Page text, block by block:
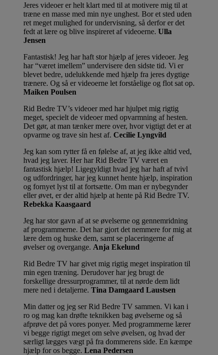
Jeres videoer er helt klart med til at motivere mig til at
træne en masse med min nye unghest. Bor et sted uden
ret meget mulighed for undervisning, så derfor er det
fedt at lære og blive inspireret af videoerne. Ulla
Jensen
Fantastisk! Jeg har haft stor hjælp af jeres videoer. Jeg
har “været imellem” undervisere den sidste tid. Vi er
blevet bedre, udelukkende med hjælp fra jeres dygtige
trænere. Og så er videoerne let forståelige og flot sat op.
Maiken Poulsen
Rid Bedre TV’s videoer med har hjulpet mig rigtig
meget, specielt de videoer med opvarmning af hesten.
Det gør, at man tænker mere over, hvor vigtigt det er at
opvarme og trave sin hest af. Cecilie Lyngvild
Jeg kan som rytter få en følelse af, at jeg ikke altid ved,
hvad jeg laver. Her har Rid Bedre TV været en
fantastisk hjælp! Ligegyldigt hvad jeg har haft af tvivl
og udfordringer, har jeg kunnet hente hjælp, inspiration
og fornyet lyst til at fortsætte. Om man er nybegynder
eller øvet, er der altid hjælp at hente på Rid Bedre TV.
Rebekka Kaasgaard
Jeg har stor gavn af at se øvelserne og gennemridning
af programmerne. Det har gjort det nemmere for mig at
lære dem og huske dem, samt se placeringerne af
øvelser og overgange. Anja Ekelund
Rid Bedre TV har givet mig rigtig meget inspiration til
min egen træning. Derudover har jeg brugt de
forskellige dressurprogrammer, til at nørde dem lidt
mere ned i detaljerne. Tina Damgaard Laustsen
Min datter og jeg ser Rid Bedre TV sammen. Vi kan i
ro og mag kan drøfte teknikken bag øvelserne og så
afprøve det på vores ponyer. Med programmerne lærer
vi begge rigtigt meget om selve øvelsen, og hvad der
særligt lægges vægt på fra dommerens side. En kæmpe
hjælp for os begge. Lena Pedersen